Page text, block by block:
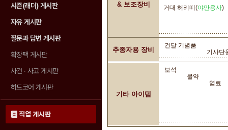
시즌(래더) 게시판
자유 게시판
질문과 답변 게시판
확장팩 게시판
사건 · 사고 게시판
하드코어 게시판
직업 게시판
& 보조장비
거대 허리띠(야만용사)
추종자용 장비
건달 기념품
기사단
기타 아이템
보석
물약
염료